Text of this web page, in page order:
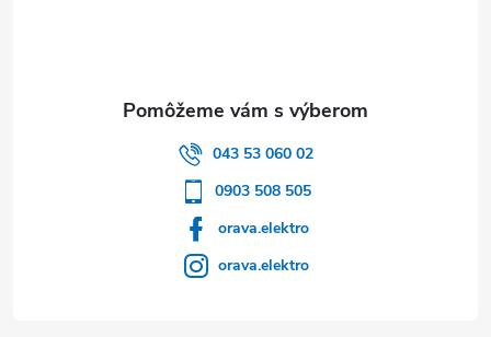
043 53 060 02
0903 508 505
orava.elektro
orava.elektro